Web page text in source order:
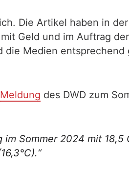
Die Artikel haben in
Geld und im Auftrag
die Medien entsprechend
Meldung des DWD zum
Sommer 2024 mit 18,5